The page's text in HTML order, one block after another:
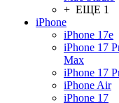
+ ЕЩЕ 1
iPhone
iPhone 17e
iPhone 17
Max
iPhone 17
iPhone Air
iPhone 17